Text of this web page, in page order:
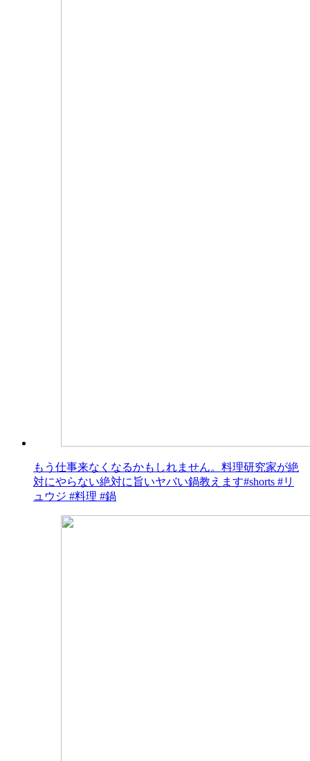
もう仕事来なくなるかもしれません。料理研究家が絶
対にやらない絶対に旨いヤバい鍋教えます#shorts #リ
ュウジ #料理 #鍋